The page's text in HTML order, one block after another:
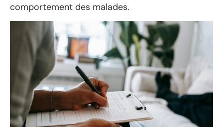
comportement des malades.